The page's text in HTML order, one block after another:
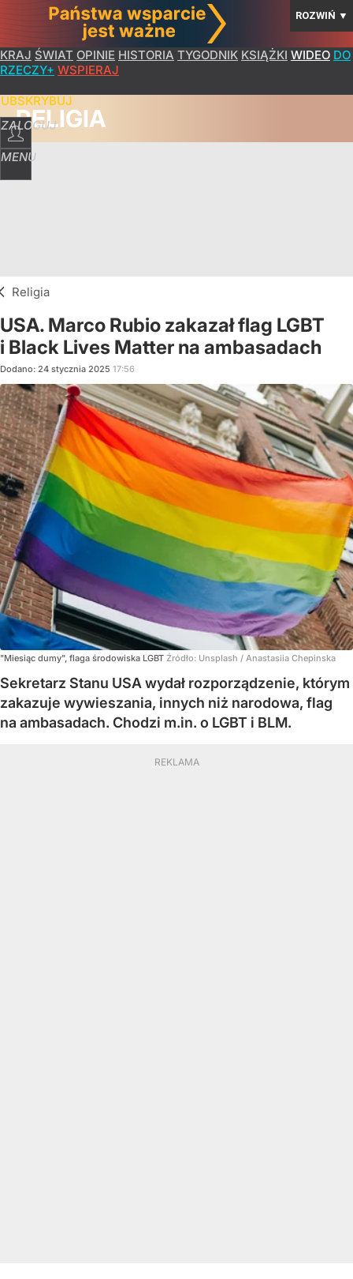
ROZWIŃ ▼
KRAJ ŚWIAT OPINIE HISTORIA TYGODNIK KSIĄŻKI WIDEO DO
RZECZY+ WSPIERAJ
ZALOGUJ
MENU
RELIGIA
Religia
USA. Marco Rubio zakazał flag LGBT
i Black Lives Matter na ambasadach
Dodano: 24 stycznia 2025 17:56
"Miesiąc dumy", flaga środowiska LGBT Źródło: Unsplash / Anastasiia Chepinska
Sekretarz Stanu USA wydał rozporządzenie, którym
zakazuje wywieszania, innych niż narodowa, flag
na ambasadach. Chodzi m.in. o LGBT i BLM.